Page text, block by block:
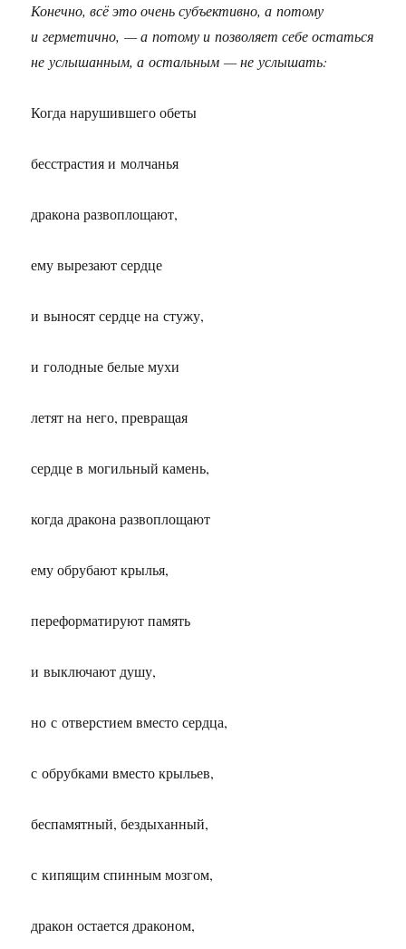
Конечно, всё это очень субъективно, а потому
и герметично, — а потому и позволяет себе остаться
не услышанным, а остальным — не услышать:
Когда нарушившего обеты
бесстрастия и молчанья
дракона развоплощают,
ему вырезают сердце
и выносят сердце на стужу,
и голодные белые мухи
летят на него, превращая
сердце в могильный камень,
когда дракона развоплощают
ему обрубают крылья,
переформатируют память
и выключают душу,
но с отверстием вместо сердца,
с обрубками вместо крыльев,
беспамятный, бездыханный,
с кипящим спинным мозгом,
дракон остается драконом,